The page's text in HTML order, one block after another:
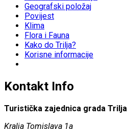
Geografski položaj
Povijest
Klima
Flora i Fauna
Kako do Trilja?
Korisne informacije
Kontakt Info
Turistička zajednica grada Trilja
Kralja Tomislava 1a